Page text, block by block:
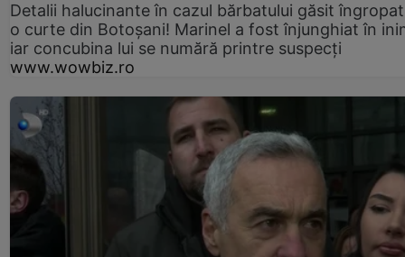
Detalii halucinante în cazul bărbatului găsit
o curte din Botoșani! Marinel a fost înjunghiat în
iar concubina lui se numără printre suspecți
www.wowbiz.ro